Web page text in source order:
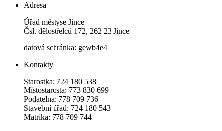
Adresa
Úřad městyse Jince
Čsl. dělostřelců 172, 262 23 Jince
datová schránka: gewb4e4
Kontakty
Starostka: 724 180 538
Místostarosta: 773 830 699
Podatelna: 778 709 736
Stavební úřad: 724 180 543
Matrika: 778 709 744